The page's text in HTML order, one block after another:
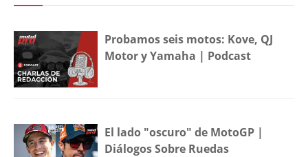
Probamos seis motos: Kove, QJ
Motor y Yamaha | Podcast
El lado "oscuro" de MotoGP |
Diálogos Sobre Ruedas